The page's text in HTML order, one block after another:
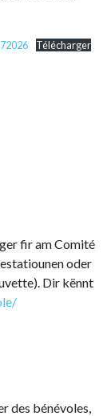
Télécharger
fir am Comité
oder
Dir kënnt
des bénévoles,